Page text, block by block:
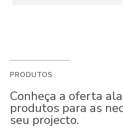
PRODUTOS
Conheça a oferta
produtos para as
seu projecto.